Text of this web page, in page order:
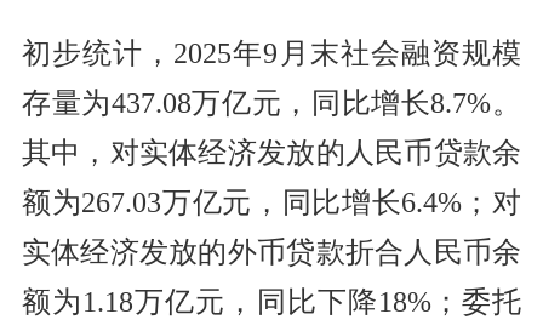
初步统计，2025年9月末社会融资规模
存量为437.08万亿元，同比增长8.7%。
其中，对实体经济发放的人民币贷款余
额为267.03万亿元，同比增长6.4%；对
实体经济发放的外币贷款折合人民币余
额为1.18万亿元，同比下降18%；委托